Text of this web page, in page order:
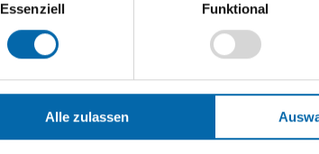
Essenziell
Funktional
Alle zulassen
erfahren und verstehen